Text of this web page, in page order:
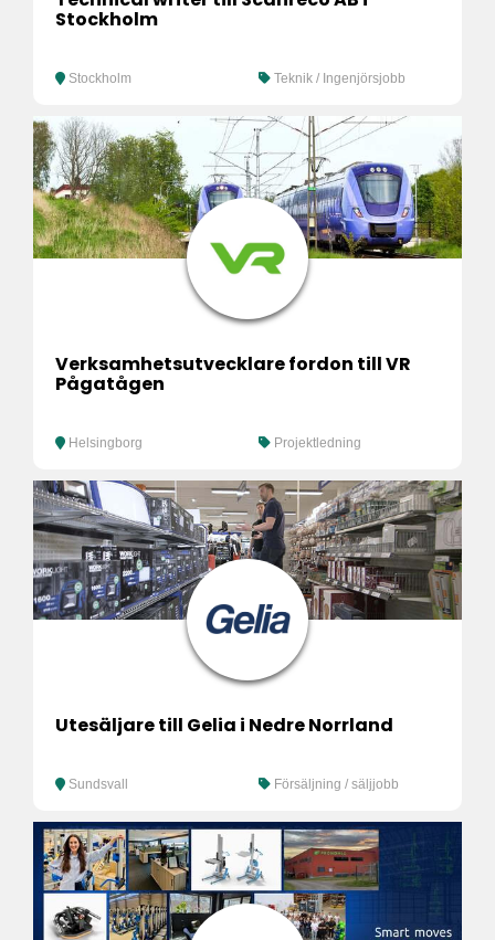
Stockholm
Stockholm Teknik / Ingenjörsjobb
Verksamhetsutvecklare fordon till VR
Pågatågen
Helsingborg Projektledning
Utesäljare till Gelia i Nedre Norrland
Sundsvall Försäljning / säljjobb